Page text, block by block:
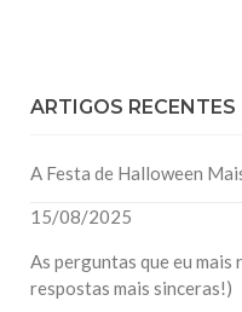
ARTIGOS RECENTES
A Festa de Halloween
15/08/2025
As perguntas que eu mais
respostas mais sinceras!)